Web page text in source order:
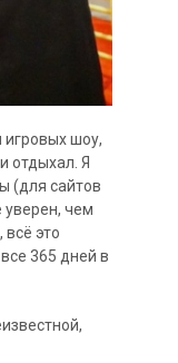
игровых шоу,
отдыхал. Я
(для сайтов
уверен, чем
это
365 дней в